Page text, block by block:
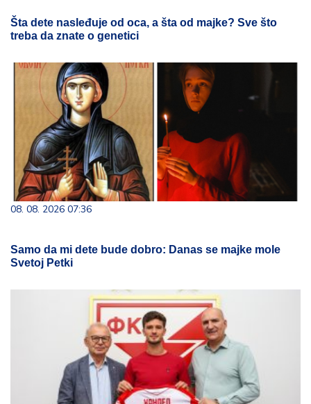
Šta dete nasleđuje od oca, a šta od majke? Sve što
treba da znate o genetici
08. 08. 2026 07:36
Samo da mi dete bude dobro: Danas se majke mole
Svetoj Petki